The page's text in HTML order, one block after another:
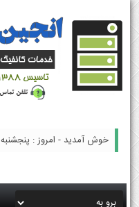
خوش آمدید - امروز : پنجشنبه ۱۵ مرداد ۱۴۰۵